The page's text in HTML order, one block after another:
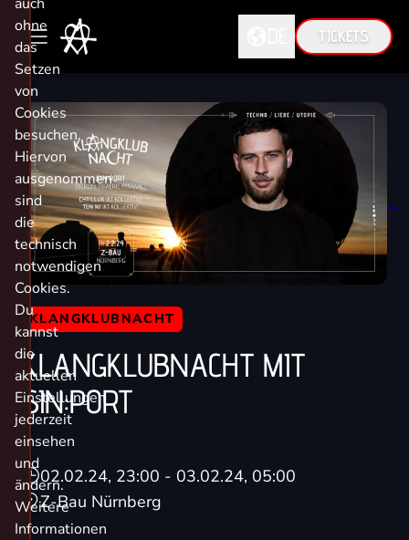
EN
TICKETS
KLANGKLUBNACHT
KLANGKLUBNACHT MIT
SIN:PORT
02.02.24, 23:00 - 03.02.24, 05:00
Z-Bau Nürnberg
ohne
das
Setzen
von
Cookies
besuchen.
Hiervon
ausgenommen
sind
die
technisch
notwendigen
Cookies.
Du
kannst
die
aktuellen
Einstellungen
jederzeit
einsehen
und
ändern.
Weitere
Informationen